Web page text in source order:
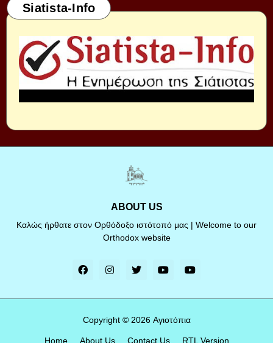
Siatista-Info
ABOUT US
Καλώς ήρθατε στον Ορθόδοξο ιστότοπό μας | Welcome to our
Orthodox website
Copyright © 2026 Αγιοτόπια
Home About Us Contact Us RTL Version